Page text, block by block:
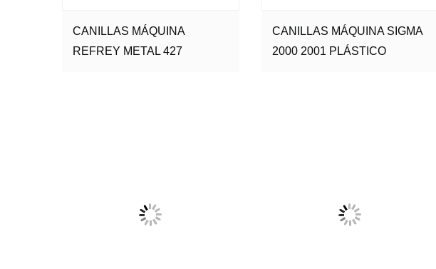
CANILLAS MÁQUINA
REFREY METAL 427
CANILLAS MÁQUINA SIGMA
2000 2001 PLÁSTICO